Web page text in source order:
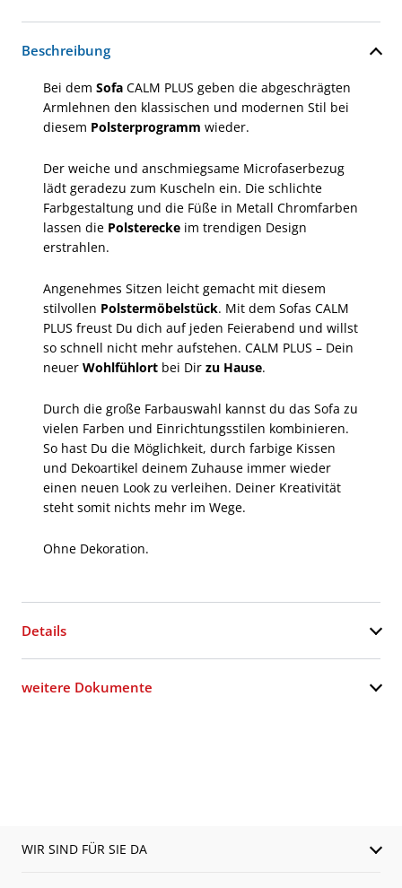
Beschreibung
Bei dem Sofa CALM PLUS geben die abgeschrägten
Armlehnen den klassischen und modernen Stil bei
diesem Polsterprogramm wieder.
Der weiche und anschmiegsame Microfaserbezug
lädt geradezu zum Kuscheln ein. Die schlichte
Farbgestaltung und die Füße in Metall Chromfarben
lassen die Polsterecke im trendigen Design
erstrahlen.
Angenehmes Sitzen leicht gemacht mit diesem
stilvollen Polstermöbelstück. Mit dem Sofas CALM
PLUS freust Du dich auf jeden Feierabend und willst
so schnell nicht mehr aufstehen. CALM PLUS – Dein
neuer Wohlfühlort bei Dir zu Hause.
Durch die große Farbauswahl kannst du das Sofa zu
vielen Farben und Einrichtungsstilen kombinieren.
So hast Du die Möglichkeit, durch farbige Kissen
und Dekoartikel deinem Zuhause immer wieder
einen neuen Look zu verleihen. Deiner Kreativität
steht somit nichts mehr im Wege.
Ohne Dekoration.
Details
weitere Dokumente
WIR SIND FÜR SIE DA